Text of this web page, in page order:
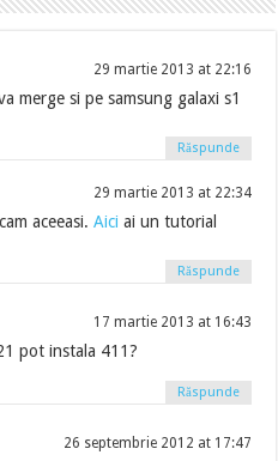
29 martie 2013 at 22:16
merge si pe samsung galaxi s1
Răspunde
29 martie 2013 at 22:34
aceeasi.Aici ai un tutorial
Răspunde
17 martie 2013 at 16:43
pot instala 411?
Răspunde
26 septembrie 2012 at 17:47